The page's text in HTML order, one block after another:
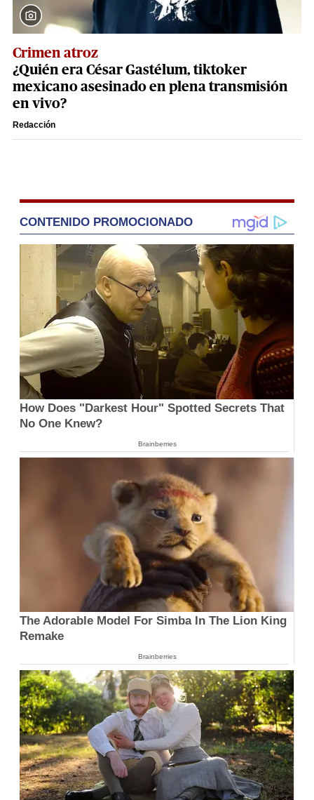
Crimen atroz
¿Quién era César Gastélum, tiktoker
mexicano asesinado en plena transmisión
en vivo?
Redacción
CONTENIDO PROMOCIONADO
How Does "Darkest Hour" Spotted Secrets That
No One Knew?
Brainberries
The Adorable Model For Simba In The Lion King
Remake
Brainberries